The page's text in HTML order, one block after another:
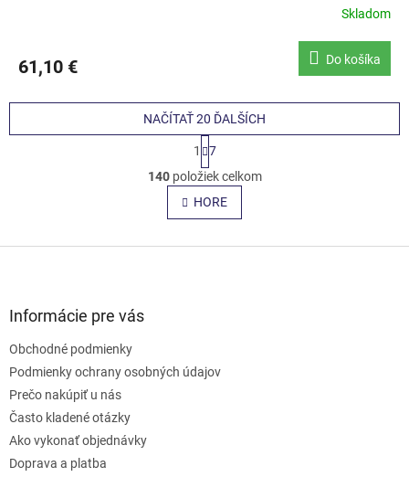
Skladom
61,10 € Do košíka
O
v
l
á
k
NAČÍTAŤ 20 ĎALŠÍCH
S
t
r
á
n
k
v
1
7
140položiek celkom
HORE
Informácie pre vás
Obchodné podmienky
Podmienky ochrany osobných údajov
Prečo nakúpiť u nás
Často kladené otázky
Ako vykonať objednávky
Doprava a platba